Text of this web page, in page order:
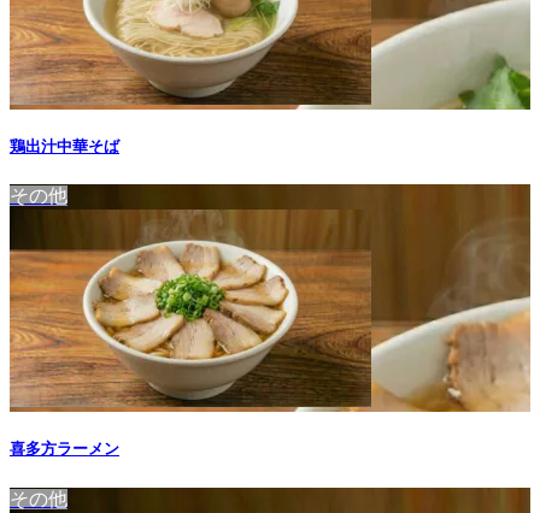
鶏出汁中華そば
その他
喜多方ラーメン
その他